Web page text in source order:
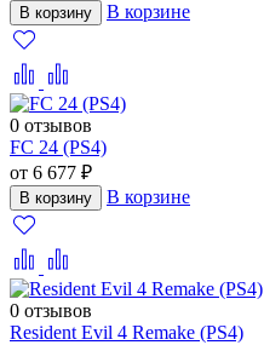
В корзину В корзине
0 отзывов
FC 24 (PS4)
от 6 677 ₽
В корзину В корзине
0 отзывов
Resident Evil 4 Remake (PS4)